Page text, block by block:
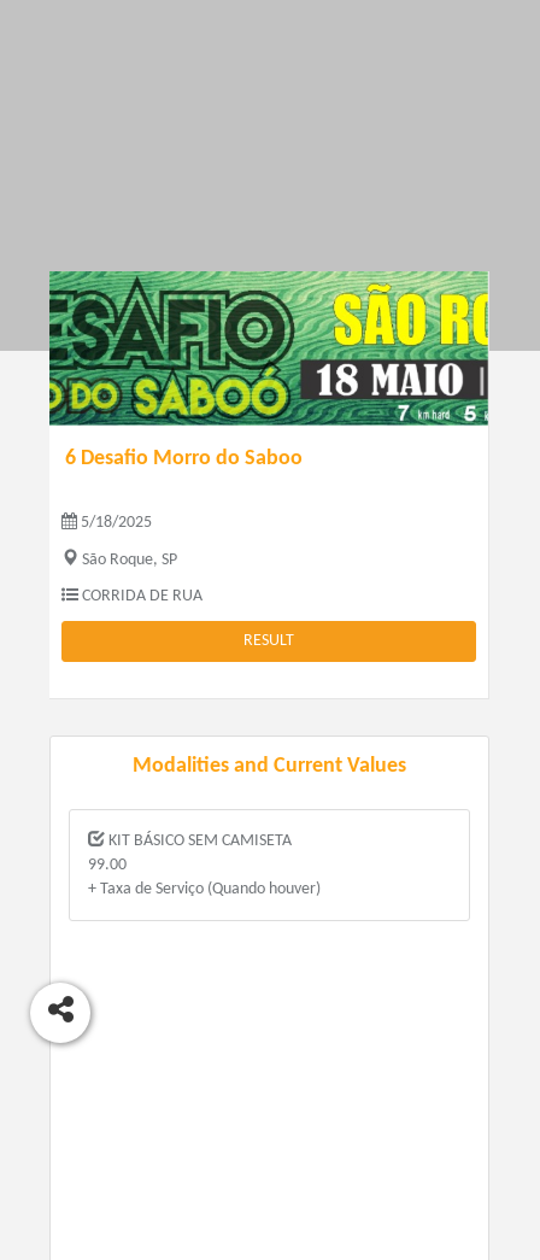
6 Desafio Morro do Saboo
5/18/2025
São Roque, SP
CORRIDA DE RUA
RESULT
Modalities and Current Values
KIT BÁSICO SEM CAMISETA
99.00
+ Taxa de Serviço (Quando houver)